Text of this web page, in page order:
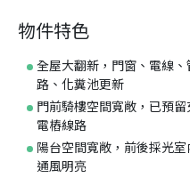
物件特色
全屋大翻新，門窗、電線、
路、化糞池更新
門前騎樓空間寬敞，已預留
電樁線路
陽台空間寬敞，前後採光室
通風明亮